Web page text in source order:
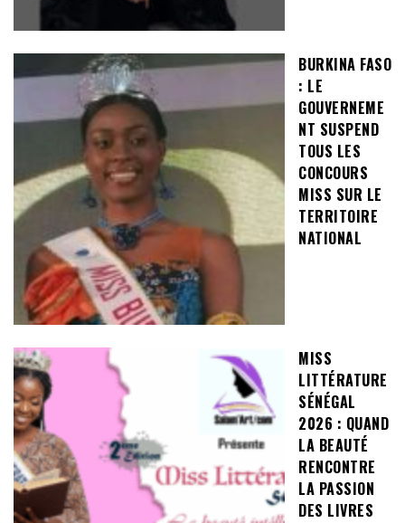
BURKINA FASO
: LE
GOUVERNEME
NT SUSPEND
TOUS LES
CONCOURS
MISS SUR LE
TERRITOIRE
NATIONAL
MISS
LITTÉRATURE
SÉNÉGAL
2026 : QUAND
LA BEAUTÉ
RENCONTRE
LA PASSION
DES LIVRES